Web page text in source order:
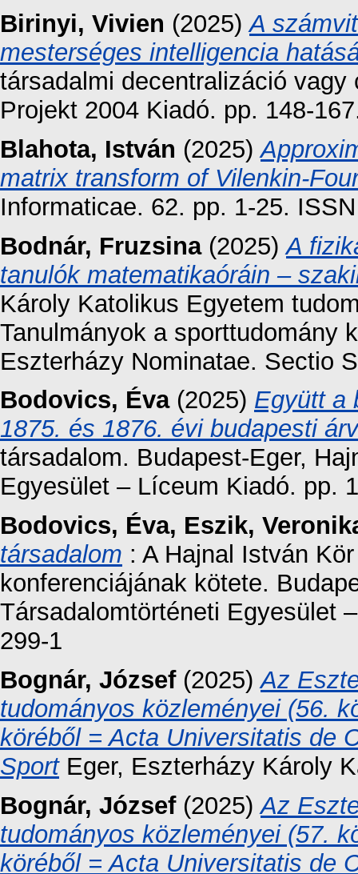
Birinyi, Vivien (2025)A
mesterséges intelligencia
társadalmi decentralizáció
Projekt 2004 Kiadó. pp. 148-
Blahota, István (2025)
matrix transform of Vilenkin-
Informaticae. 62. pp. 1-25.
Bodnár, Fruzsina(2025)A
tanulók matematikaóráin –
Károly Katolikus Egyetem
Tanulmányok a sporttudomány
Eszterházy Nominatae. Sectio
Bodovics, Éva(2025) Együtt a
1875. és 1876. évi budapesti
társadalom. Budapest-Eger,
Egyesület – Líceum Kiadó. pp.
Bodovics, Éva, Eszik,
társadalom : A Hajnal István
konferenciájának kötete.
Társadalomtörténeti Egyesület
299-1
Bognár, József(2025)Az
tudományos közleményei (56.
köréből = Acta Universitatis de
SportEger, Eszterházy Károly
Bognár, József(2025)Az
tudományos közleményei (57.
köréből = Acta Universitatis de